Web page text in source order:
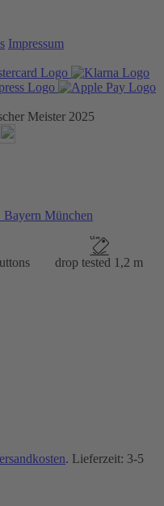
Impressum
Bayern München
drop tested 1,2 m
. Lieferzeit: 3-5